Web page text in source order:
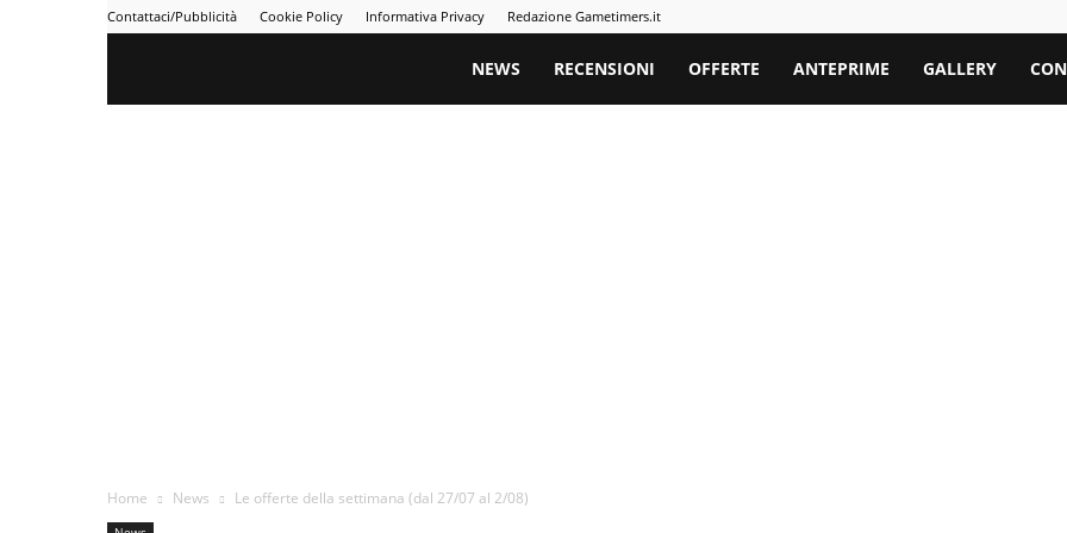
Contattaci/Pubblicità Cookie Policy Informativa Privacy Redazione Gametimers.it
Gametimers
NEWS RECENSIONI OFFERTE ANTEPRIME GALLERY
Home News Le offerte della settimana (dal 27/07 al 2/08)